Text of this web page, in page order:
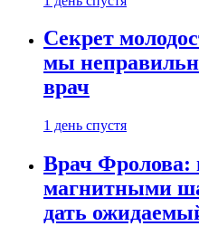
Секрет
мы
врач
1 день спустя
Врач Фролова:
магнитными
дать